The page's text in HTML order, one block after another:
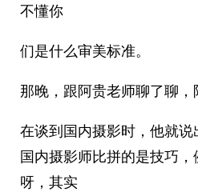
不懂你
们是什么审美标准。
那晚，跟阿贵老师聊了聊，
在谈到国内摄影时，他就
国内摄影师比拼的是技巧
呀，其实